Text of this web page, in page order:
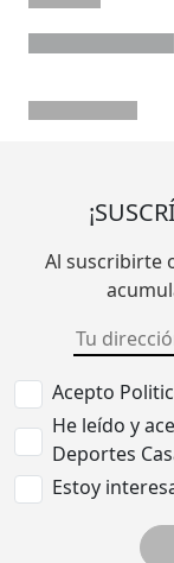
Al suscribirte
Acepto
He leído y
Deportes
Estoy